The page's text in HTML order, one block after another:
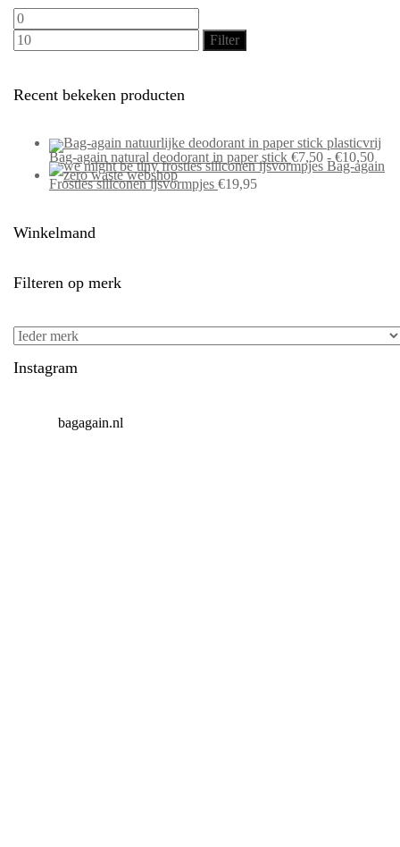
Min.
prijs
Max.
Filter
Recent bekeken producten
Bag-again natural deodorant in paper stick €7,50 - €10,50
tot
Frosties siliconen ijsvormpjes €19,95
Winkelmand
Filteren op merk
Instagram
bagagain.nl